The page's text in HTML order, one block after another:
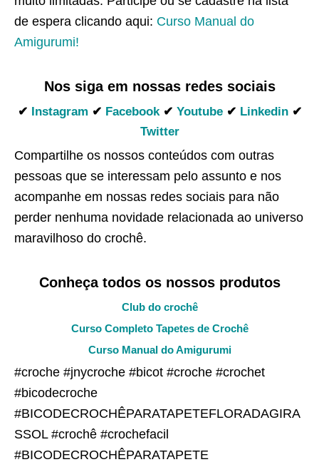
de espera clicando aqui: Curso Manual do
Amigurumi!
Nos siga em nossas redes sociais
✔ Instagram ✔ Facebook✔ Youtube✔ Linkedin ✔
Twitter
Compartilhe os nossos conteúdos com outras
pessoas que se interessam pelo assunto e nos
acompanhe em nossas redes sociais para não
perder nenhuma novidade relacionada ao universo
maravilhoso do crochê.
Conheça todos os nossos produtos
Club do crochê
Curso Completo Tapetes de Crochê
Curso Manual do Amigurumi
#croche #jnycroche #bicot #croche #crochet
#bicodecroche
#BICODECROCHÊPARATAPETEFLORADAGIRA
SSOL #crochê #crochefacil
#BICODECROCHÊPARATAPETE